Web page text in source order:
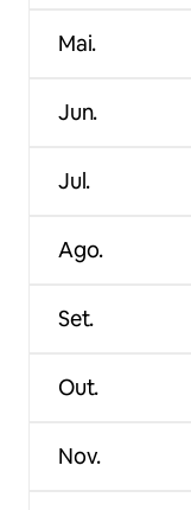
Mai.
Jun.
Jul.
Ago.
Set.
Out.
Nov.